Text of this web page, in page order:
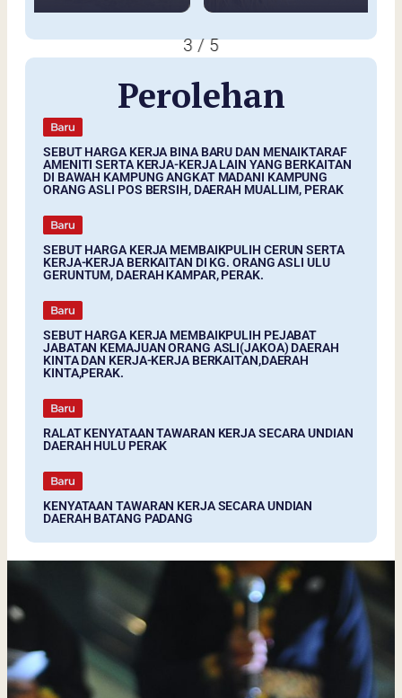
3/5
Perolehan
SEBUT HARGA KERJA BINA BARU DAN MENAIKTARAF
AMENITI SERTA KERJA-KERJA LAIN YANG BERKAITAN
DI BAWAH KAMPUNG ANGKAT MADANI KAMPUNG
ORANG ASLI POS BERSIH, DAERAH MUALLIM, PERAK
SEBUT HARGA KERJA MEMBAIKPULIH CERUN SERTA
KERJA-KERJA BERKAITAN DI KG. ORANG ASLI ULU
GERUNTUM, DAERAH KAMPAR, PERAK.
SEBUT HARGA KERJA MEMBAIKPULIH PEJABAT
JABATAN KEMAJUAN ORANG ASLI(JAKOA) DAERAH
KINTA DAN KERJA-KERJA BERKAITAN,DAERAH
KINTA,PERAK.
RALAT KENYATAAN TAWARAN KERJA SECARA UNDIAN
DAERAH HULU PERAK
KENYATAAN TAWARAN KERJA SECARA UNDIAN
DAERAH BATANG PADANG